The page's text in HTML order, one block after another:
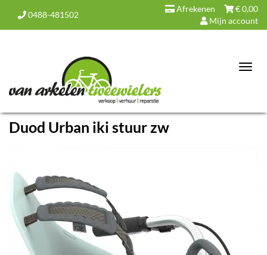
0488-481502
€0,00
Afrekenen
Mijn account
Duod Urban iki stuur zw